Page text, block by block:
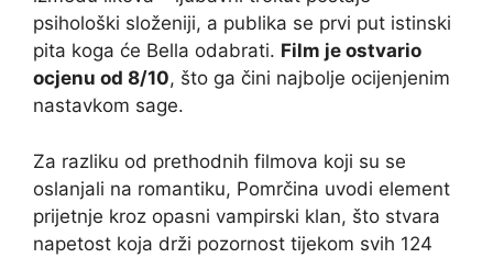
psihološki složeniji, a publika se prvi put istinski
pita koga će Bella odabrati. Film je ostvario
ocjenu od 8/10, što ga čini najbolje ocijenjenim
nastavkom sage.
Za razliku od prethodnih filmova koji su se
oslanjali na romantiku, Pomrčina uvodi element
prijetnje kroz opasni vampirski klan, što stvara
napetost koja drži pozornost tijekom svih 124